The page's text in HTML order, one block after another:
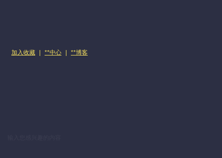
加入收藏 **中心 **博客